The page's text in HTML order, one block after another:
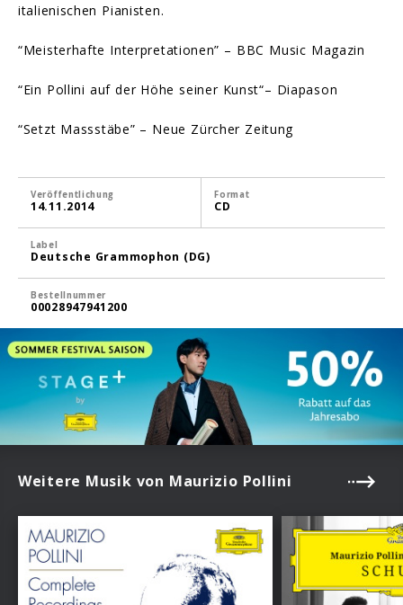
italienischen Pianisten.
“Meisterhafte Interpretationen” – BBC Music Magazin
“Ein Pollini auf der Höhe seiner Kunst“– Diapason
“Setzt Massstäbe” – Neue Zürcher Zeitung
Veröffentlichung
14.11.2014
Format
CD
Label
Deutsche Grammophon (DG)
Bestellnummer
00028947941200
Weitere Musik von Maurizio Pollini